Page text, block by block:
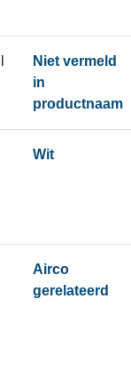
Niet vermeld
in
productnaam
Wit
Airco
gerelateerd